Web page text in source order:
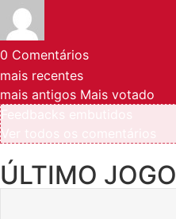
0 Comentários
mais recentes
mais antigos Mais votado
ÚLTIMO JOGO